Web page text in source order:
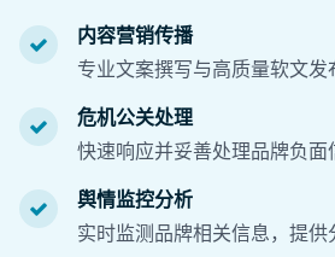
内容营销传播
专业文案撰写与高质量软文发
危机公关处理
快速响应并妥善处理品牌负面
舆情监控分析
实时监测品牌相关信息，提供